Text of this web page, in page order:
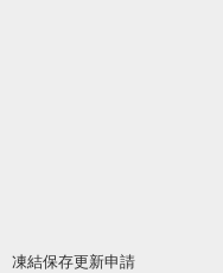
凍結保存更新申請